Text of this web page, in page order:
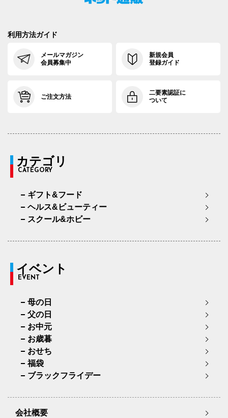
利用方法ガイド
メールマガジン
会員募集中
新規会員
登録ガイド
ご注文方法
二要素認証に
ついて
カテゴリ
CATEGORY
ギフト&フード
ヘルス&ビューティー
スクール&ホビー
イベント
EVENT
母の日
父の日
お中元
お歳暮
おせち
福袋
ブラックフライデー
会社概要